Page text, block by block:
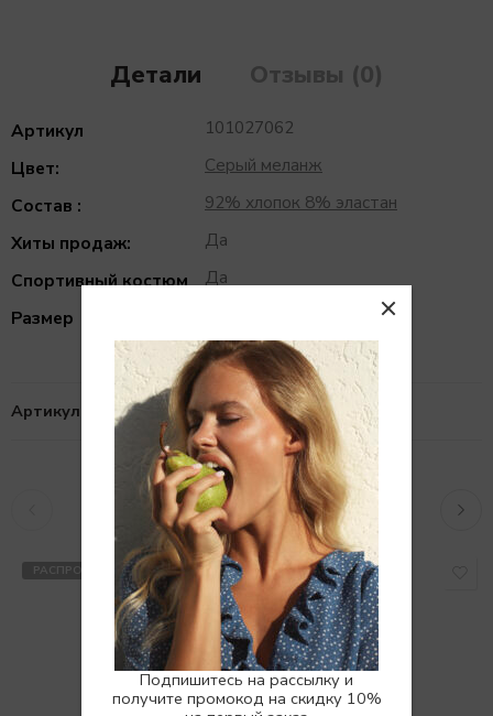
Подпишитесь на рассылку и
получите промокод на скидку 10%
Детали Отзывы (0)
Артикул
101027062
Цвет:
Серый меланж
Состав :
92% хлопок 8% эластан
Хиты продаж:
Да
Спортивный костюм
Да
Размер
Артикул: 101027062
Похожие товары
РАСПРОДАНО SALE